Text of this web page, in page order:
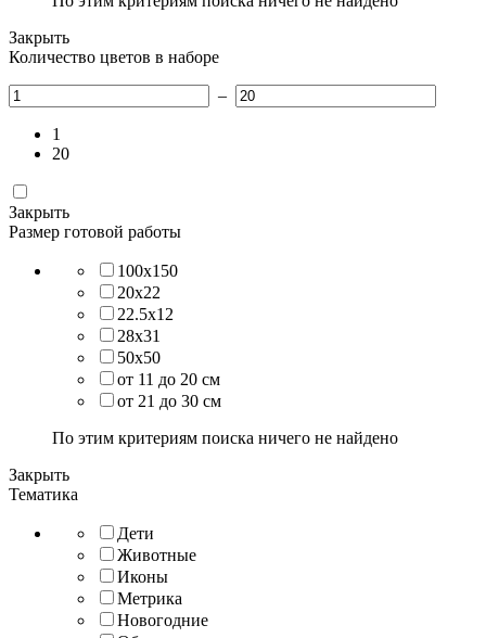
Закрыть
Количество цветов в наборе
–
1
20
Закрыть
Размер готовой работы
100х150
20х22
22.5х12
28х31
50х50
от 11 до 20 см
от 21 до 30 см
По этим критериям поиска ничего не найдено
Закрыть
Тематика
Дети
Животные
Иконы
Метрика
Новогодние